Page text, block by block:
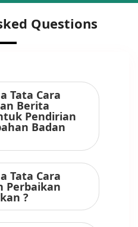
Questions
Tata Cara
Berita
Pendirian
Badan
Tata Cara
Perbaikan
?